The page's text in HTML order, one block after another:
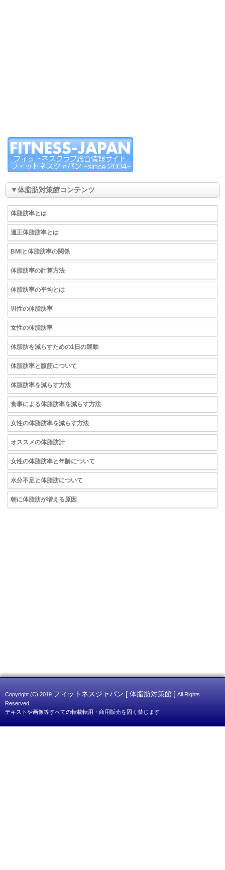
▼体脂肪対策館コンテンツ
体脂肪率とは
適正体脂肪率とは
BMIと体脂肪率の関係
体脂肪率の計算方法
体脂肪率の平均とは
男性の体脂肪率
女性の体脂肪率
体脂肪を減らすための1日の運動
体脂肪率と腹筋について
体脂肪率を減らす方法
食事による体脂肪率を減らす方法
女性の体脂肪率を減らす方法
オススメの体脂肪計
女性の体脂肪率と年齢について
水分不足と体脂肪について
朝に体脂肪が増える原因
Copyright (C) 2019 フィットネスジャパン [ 体脂肪対策館 ] All Rights
Reserved.
テキストや画像等すべての転載転用・商用販売を固く禁じます